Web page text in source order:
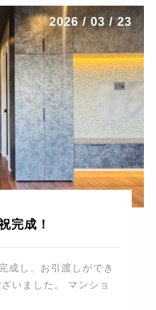
2026 / 03 / 23
完成！
成し、お引渡しができ
いました。 マンショ